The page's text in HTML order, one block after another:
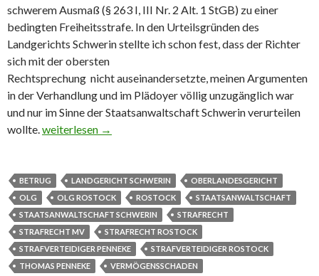
schwerem Ausmaß (§ 263 I, III Nr. 2 Alt. 1 StGB) zu einer
bedingten Freiheitsstrafe. In den Urteilsgründen des
Landgerichts Schwerin stellte ich schon fest, dass der Richter
sich mit der obersten
Rechtsprechung nicht auseinandersetzte, meinen Argumenten
in der Verhandlung und im Plädoyer völlig unzugänglich war
und nur im Sinne der Staatsanwaltschaft Schwerin verurteilen
wollte. Betrug: kein Vermögensschaden besonders schweren
weiterlesen →
BETRUG LANDGERICHT SCHWERIN
OBERLANDESGERICHT
OLG
OLG ROSTOCK ROSTOCK
STAATSANWALTSCHAFT
STAATSANWALTSCHAFT SCHWERIN
STRAFRECHT
STRAFRECHT MV
STRAFRECHT ROSTOCK
STRAFVERTEIDIGER PENNEKE
STRAFVERTEIDIGER ROSTOCK
THOMAS PENNEKE
VERMÖGENSSCHADEN